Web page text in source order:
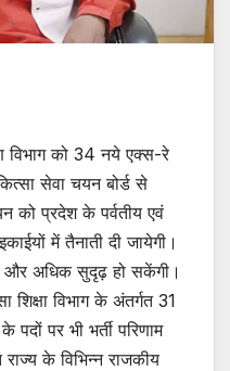
विभाग को 34 नये एक्स-रे
सेवा चयन बोर्ड से
को प्रदेश के पर्वतीय एवं
में तैनाती दी जायेगी।
और अधिक सुदृढ़ हो सकेंगी।
शिक्षा विभाग के अंतर्गत 31
पर भी भर्ती परिणाम
के विभिन्न राजकीय